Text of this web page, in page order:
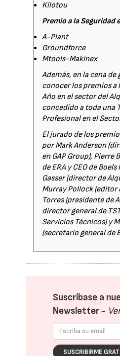
Kilotou
Premio a la Seguridad
A-Plant
Groundforce
Mtools-Makinex
Además, en la cena de
conocer los premios a
Año en el sector del
concedido a toda una
Profesional en el
El jurado de los
por Mark Anderson
en GAP Group), Pierre
de ERA y CEO de
Gasser (director de
Murray Pollock (editor
Torres (presidente de
director general de
Servicios Técnicos) y
(secretario general de
Suscríbase a
Newsletter -
SUSCRIBIRME